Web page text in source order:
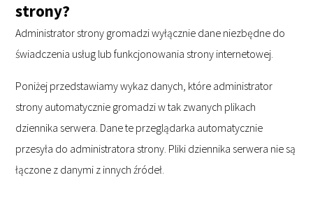
strony?
Administrator strony gromadzi wyłącznie dane niezbędne do
świadczenia usług lub funkcjonowania strony internetowej.
Poniżej przedstawiamy wykaz danych, które administrator
strony automatycznie gromadzi w tak zwanych plikach
dziennika serwera. Dane te przeglądarka automatycznie
przesyła do administratora strony. Pliki dziennika serwera nie są
łączone z danymi z innych źródeł.